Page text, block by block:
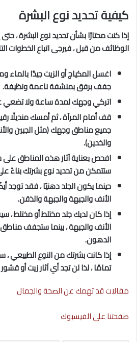
كيفية تحديد نوع البشرة
إذا كنت محتارًا بشأن تحديد نوع البشرة ،
الوظائف من قبل ، فيرجى اتباع الخطوات
اغسل المكياج أو الزيت جيدًا
جفف برفق بمنشفة ناعمة ونظيفة.
اتركي وجهك لمدة ساعة ولا تضعي
قف أمام المرآة ، ثم أمسك منديلًا
جميع مناطق وجهك (مثل الجبين
والخدين).
افحص بعناية آثار هذه المناطق
ستتمكن من تحديد نوع بشرتك بناءً على
حينما يكون الجلد دهنيًا ، فقد توجد
الأنف والجبهة والجبهة والذقن.
إذا كان لديك جلد مختلط أو مختلط ،
الأنف والجبهة ، بينما ستجفف
الدهون.
إذا كانت بشرتك من النوع الطبيعي ،
تمامًا ، لذا لن تجد أي آثار زيت أو
مقالات قد تهمك عن الصحة والجمال
صفحتنا على الفيسبوك